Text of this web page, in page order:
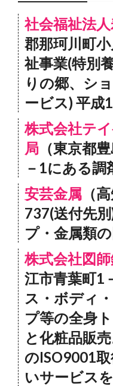
社会福祉法
郡那珂川町
祉事業(特別
りの郷、シ
ービス) 平成
株式会社テ
局 （東京都
－1にある調
安芸金属 （
737(送付先
プ・金属類
株式会社図
江市青葉町1
ス・ボディ
プ等の全身
と化粧品販
のISO9001
いサービス